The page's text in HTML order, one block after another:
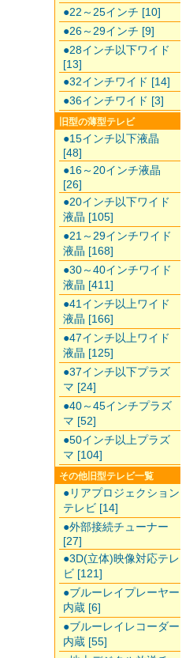
●22～25インチ [10]
●26～29インチ [9]
●28インチ以下ワイド
[13]
●32インチワイド [14]
●36インチワイド [3]
旧型の薄型テレビ
●15インチ以下液晶
[48]
●16～20インチ液晶
[26]
●20インチ以下ワイド
液晶 [105]
●21～29インチワイド
液晶 [168]
●30～40インチワイド
液晶 [411]
●41インチ以上ワイド
液晶 [166]
●47インチ以上ワイド
液晶 [125]
●37インチ以下プラズ
マ [24]
●40～45インチプラズ
マ [52]
●50インチ以上プラズ
マ [104]
その他旧型テレビ一覧
●リアプロジェクション
テレビ [14]
●外部接続チューナー
[27]
●3D(立体)映像対応テレ
ビ [121]
●ブルーレイプレーヤー
内蔵 [6]
●ブルーレイレコーダー
内蔵 [55]